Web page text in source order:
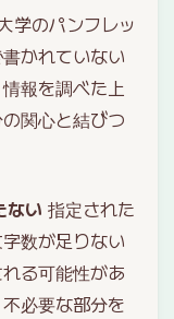
学のパンフレッ
かれていない
報を調べた上
関心と結びつ
ない 指定された
数が足りない
る可能性があ
必要な部分を